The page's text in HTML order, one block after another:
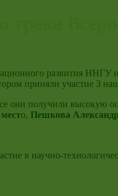
развития ННГУ
приняли участие 3
они получили высокую
место, Пешкова
в научно-